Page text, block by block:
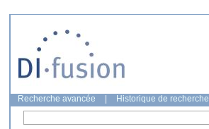
Recherche avancée Historique de recherche